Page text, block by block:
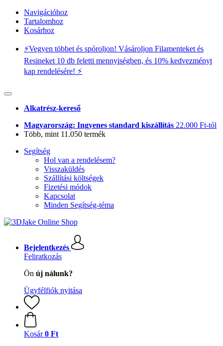
Navigációhoz
Tartalomhoz
Kosárhoz
⚡️Vegyen többet és spóroljon! Vásároljon Filamenteket és
Resineket 10 db feletti mennyiségben, és 10% kedvezményt
kap rendelésére! ⚡️
Alkatrész-kereső
Magyarország: Ingyenes standard kiszállítás 22.000 Ft-tól
Több, mint 11.050 termék
Segítség
Hol van a rendelésem?
Visszaküldés
Szállítási költségek
Fizetési módok
Kapcsolat
Minden Segítség-téma
Bejelentkezés
Feliratkozás
Ön új nálunk?
Ügyfélfiók nyitása
Kosár 0 Ft